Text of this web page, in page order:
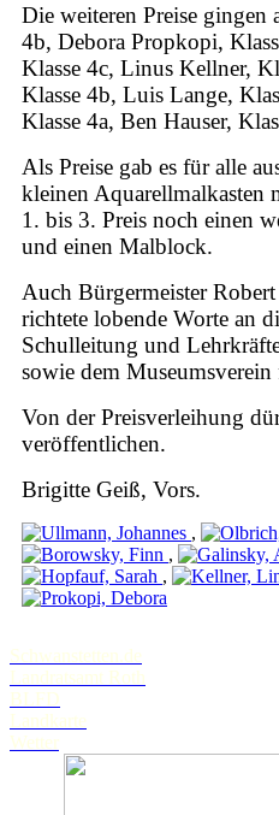
Die weiteren Preise
4b, Debora Propkopi,
Klasse 4c, Linus Kellner,
Klasse 4b, Luis Lange,
Klasse 4a, Ben Hauser,
Als Preise gab es für alle
kleinen Aquarellmalkasten
1. bis 3. Preis noch einen
und einen Malblock.
Auch Bürgermeister
richtete lobende Worte an
Schulleitung und
sowie dem
Von der Preisverleihung
veröffentlichen.
Brigitte Geiß, Vors.
,
,
,
Schwanstetten.de
Landratsamt Roth
BLFD
Landkarte
Wetter